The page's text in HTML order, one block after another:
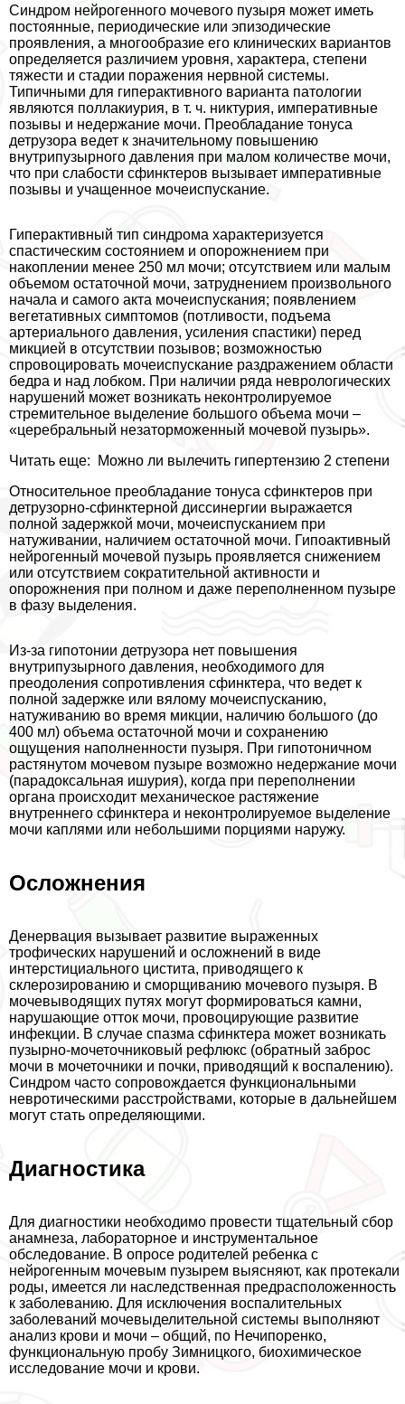
Синдром нейрогенного мочевого пузыря может иметь
постоянные, периодические или эпизодические
проявления, а многообразие его клинических вариантов
определяется различием уровня, хаpaктера, степени
тяжести и стадии поражения нервной системы.
Типичными для гипеpaктивного варианта патологии
являются поллакиурия, в т. ч. никтурия, императивные
позывы и недержание мочи. Преобладание тонуса
детрузора ведет к значительному повышению
внутрипузырного давления при малом количестве мочи,
что при слабости сфинктеров вызывает императивные
позывы и учащенное мочеиспускание.
Гипеpaктивный тип синдрома хаpaктеризуется
спастическим состоянием и oпopoжнением при
накоплении менее 250 мл мочи; отсутствием или малым
объемом остаточной мочи, затруднением произвольного
начала и самого акта мочеиспускания; появлением
вегетативных симптомов (потливости, подъема
артериального давления, усиления спастики) перед
микцией в отсутствии позывов; возможностью
спровоцировать мочеиспускание раздражением области
бедра и над лобком. При наличии ряда неврологических
нарушений может возникать неконтролируемое
стремительное выделение большого объема мочи –
«церебральный незаторможенный мочевой пузырь».
Читать еще:
Можно ли вылечить гипертензию 2 степени
Относительное преобладание тонуса сфинктеров при
детрузорно-сфинктерной диссинергии выражается
полной задержкой мочи, мочеиспусканием при
натуживании, наличием остаточной мочи. Гипоактивный
нейрогенный мочевой пузырь проявляется снижением
или отсутствием сократительной активности и
oпopoжнения при полном и даже переполненном пузыре
в фазу выделения.
Из-за гипотонии детрузора нет повышения
внутрипузырного давления, необходимого для
преодоления сопротивления сфинктера, что ведет к
полной задержке или вялому мочеиспусканию,
натуживанию во время микции, наличию большого (до
400 мл) объема остаточной мочи и сохранению
ощущения наполненности пузыря. При гипотоничном
растянутом мочевом пузыре возможно недержание мочи
(парадоксальная ишурия), когда при переполнении
органа происходит механическое растяжение
внутреннего сфинктера и неконтролируемое выделение
мочи каплями или небольшими порциями наружу.
Осложнения
Денервация вызывает развитие выраженных
трофических нарушений и осложнений в виде
интерстициального цистита, приводящего к
склерозированию и сморщиванию мочевого пузыря. В
мочевыводящих путях могут формироваться камни,
нарушающие отток мочи, провоцирующие развитие
инфекции. В случае спазма сфинктера может возникать
пузырно-мочеточниковый рефлюкс (обратный заброс
мочи в мочеточники и почки, приводящий к воспалению).
Синдром часто сопровождается функциональными
невротическими расстройствами, которые в дальнейшем
могут стать определяющими.
Диагностика
Для диагностики необходимо провести тщательный сбор
анамнеза, лабораторное и инструментальное
обследование. В опросе родителей ребенка с
нейрогенным мочевым пузырем выясняют, как протекали
роды, имеется ли наследственная предрасположенность
к заболеванию. Для исключения воспалительных
заболеваний мочевыделительной системы выполняют
анализ крови и мочи – общий, по Нечипоренко,
функциональную пробу Зимницкого, биохимическое
исследование мочи и крови.